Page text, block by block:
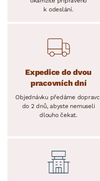
k odeslání.
Expedice do dvou
pracovních dní
Objednávku předáme
do 2 dnů, abyste nemuseli
dlouho čekat.